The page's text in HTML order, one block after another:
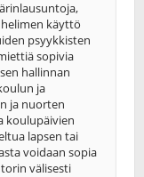
käyttö
psyykkisten
sopivia
hallinnan
ja
ja nuorten
koulupäivien
lapsen tai
voidaan sopia
välisesti